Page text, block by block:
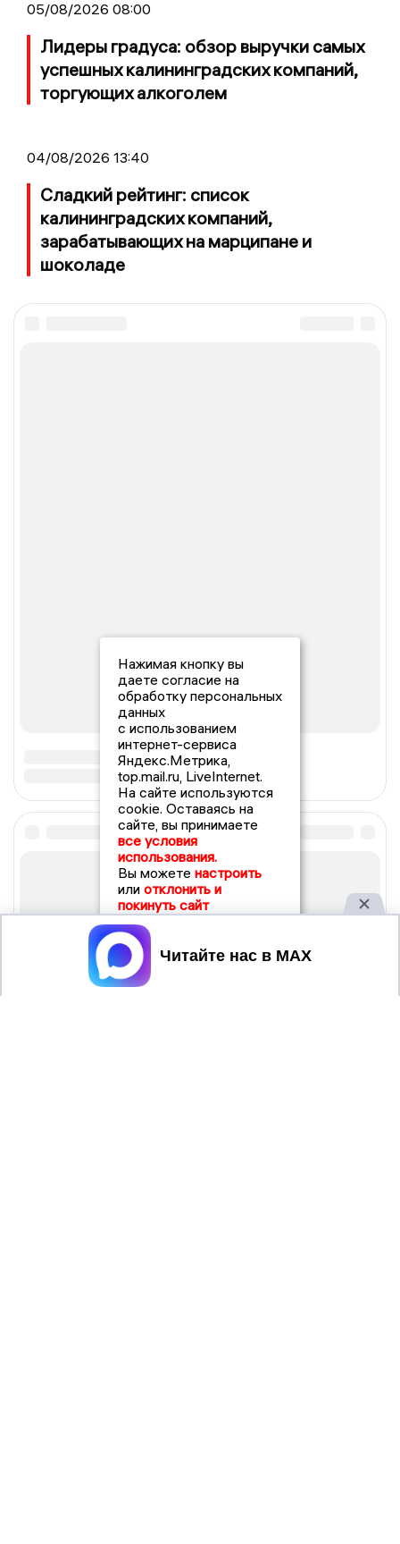
05/08/2026 08:00
Лидеры градуса: обзор выручки самых
успешных калининградских компаний,
торгующих алкоголем
04/08/2026 13:40
Сладкий рейтинг: список
калининградских компаний,
зарабатывающих на марципане и
шоколаде
Нажимая кнопку вы
даете согласие на
обработку персональных
данных
с использованием
интернет-сервиса
Яндекс.Метрика,
top.mail.ru, LiveInternet.
На сайте используются
cookie. Оставаясь на
сайте, вы принимаете
все условия
использования.
Вы можете настроить
или отклонить и
покинуть сайт
Принять